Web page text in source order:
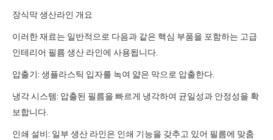
장식막 생산라인 개요
이러한 재료는 일반적으로 다음과 같은 핵심 부품을 포함하는 고급
인테리어 필름 생산 라인에 사용됩니다.
압출기: 생플라스틱 입자를 녹여 얇은 막으로 압출한다.
냉각 시스템: 압출된 필름을 빠르게 냉각하여 균일성과 안정성을 확
보합니다.
인쇄 설비: 일부 생산 라인은 인쇄 기능을 갖추고 있어 필름에 맞춤